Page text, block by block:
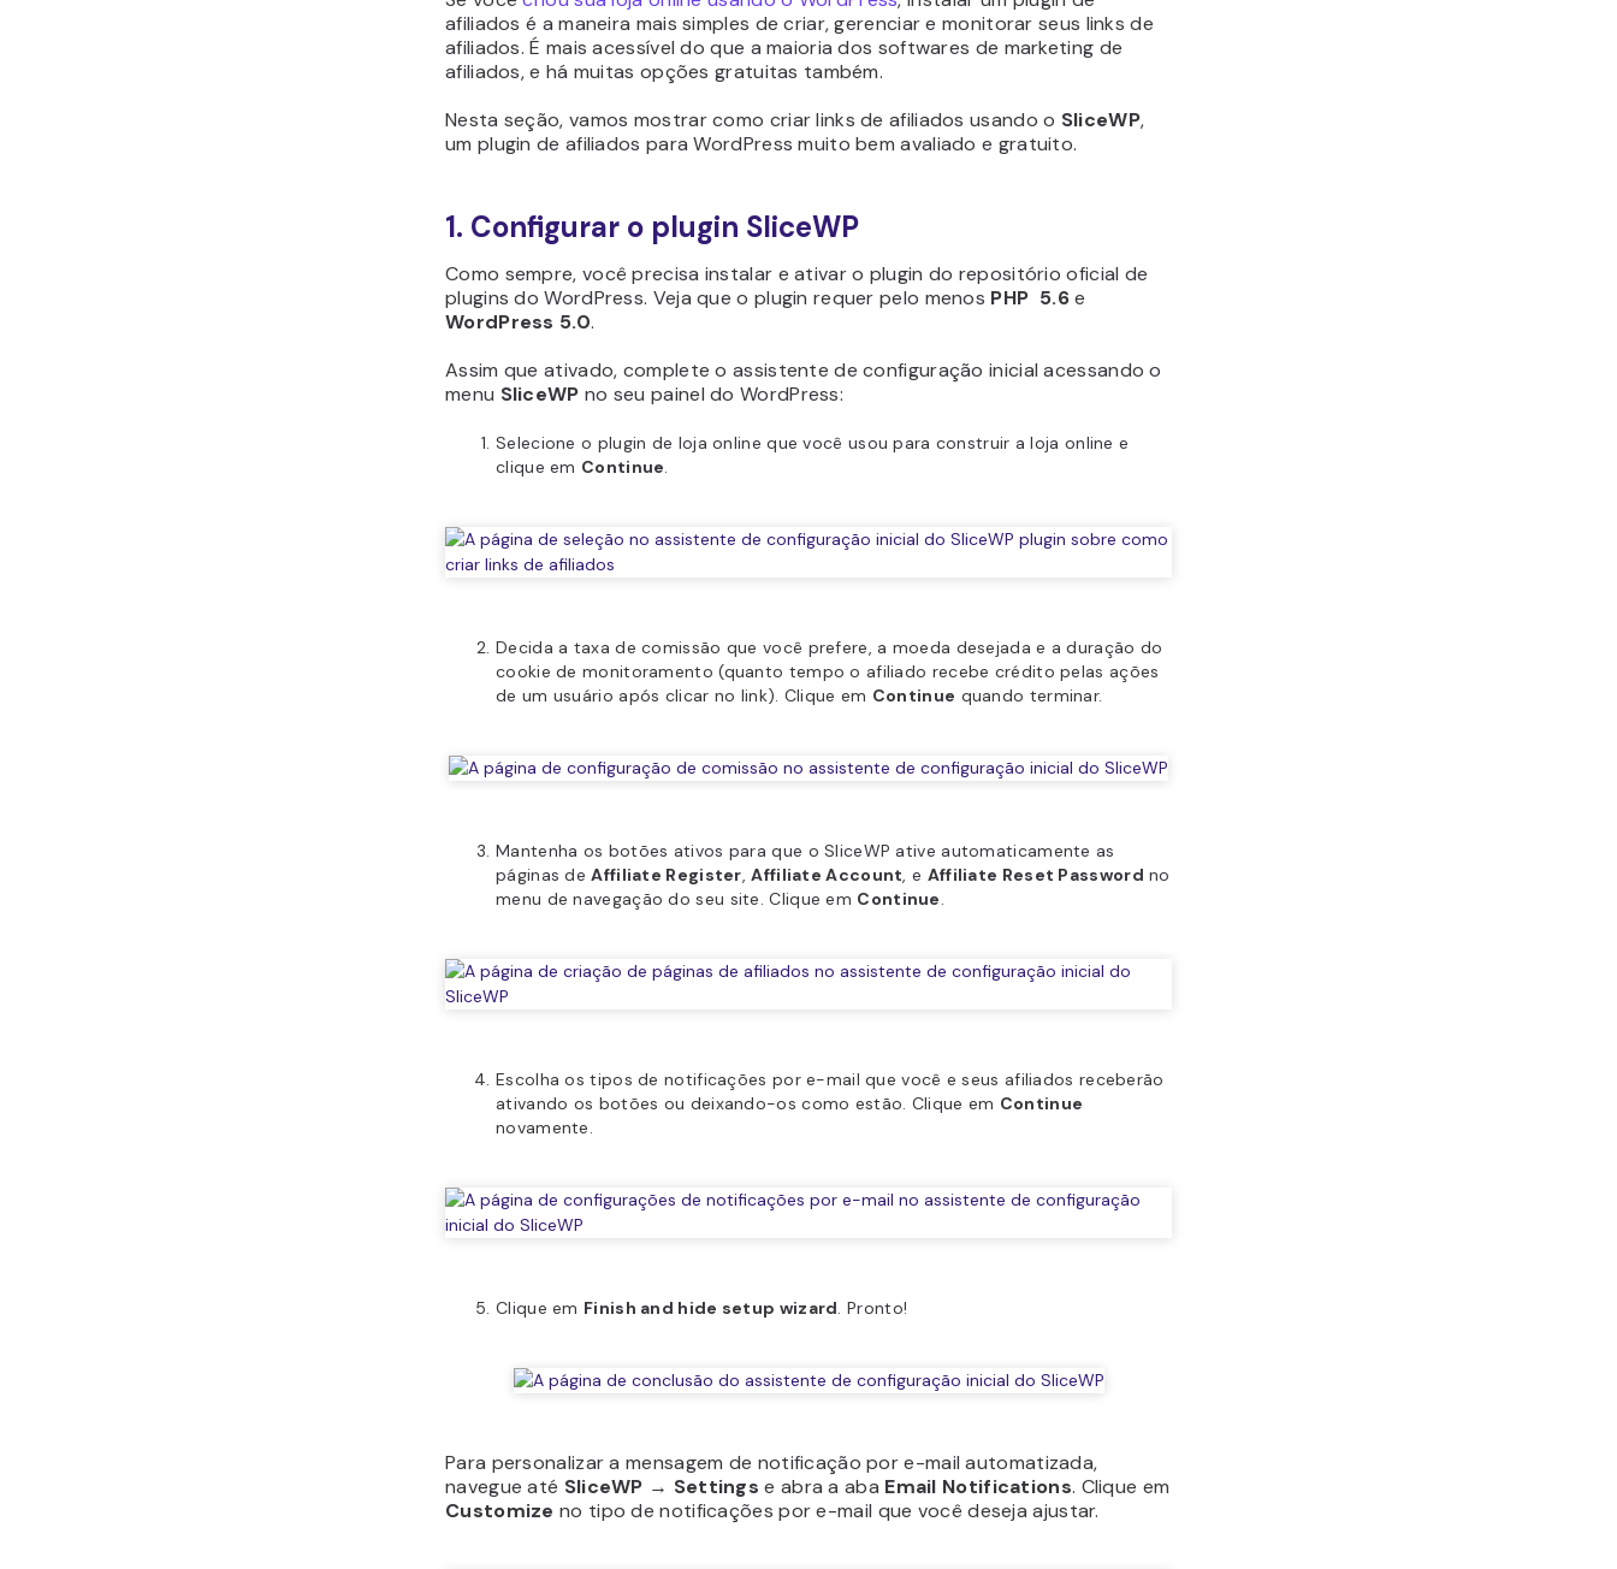
afiliados é a maneira mais simples de criar, gerenciar e monitorar seus links de
afiliados. É mais acessível do que a maioria dos softwares de marketing de
afiliados, e há muitas opções gratuitas também.
Nesta seção, vamos mostrar como criar links de afiliados usando o SliceWP,
um plugin de afiliados para WordPress muito bem avaliado e gratuito.
1. Configurar o plugin SliceWP
Como sempre, você precisa instalar e ativar o plugin do repositório oficial de
plugins do WordPress. Veja que o plugin requer pelo menos PHP 5.6e
WordPress 5.0.
Assim que ativado, complete o assistente de configuração inicial acessando o
menu SliceWP no seu painel do WordPress:
Selecione o plugin de loja online que você usou para construir a loja online e
clique em Continue.
Decida a taxa de comissão que você prefere, a moeda desejada e a duração do
cookie de monitoramento (quanto tempo o afiliado recebe crédito pelas ações
de um usuário após clicar no link). Clique em Continue quando terminar.
Mantenha os botões ativos para que o SliceWP ative automaticamente as
páginas deAffiliate Register,Affiliate Account, e Affiliate Reset Password no
menu de navegação do seu site. Clique em Continue.
Escolha os tipos de notificações por e-mail que você e seus afiliados receberão
ativando os botões ou deixando-os como estão. Clique em Continue
novamente.
Clique em Finish and hide setup wizard. Pronto!
Para personalizar a mensagem de notificação por e-mail automatizada,
navegue até SliceWP → Settings e abra a aba Email Notifications. Clique em
Customize no tipo de notificações por e-mail que você deseja ajustar.